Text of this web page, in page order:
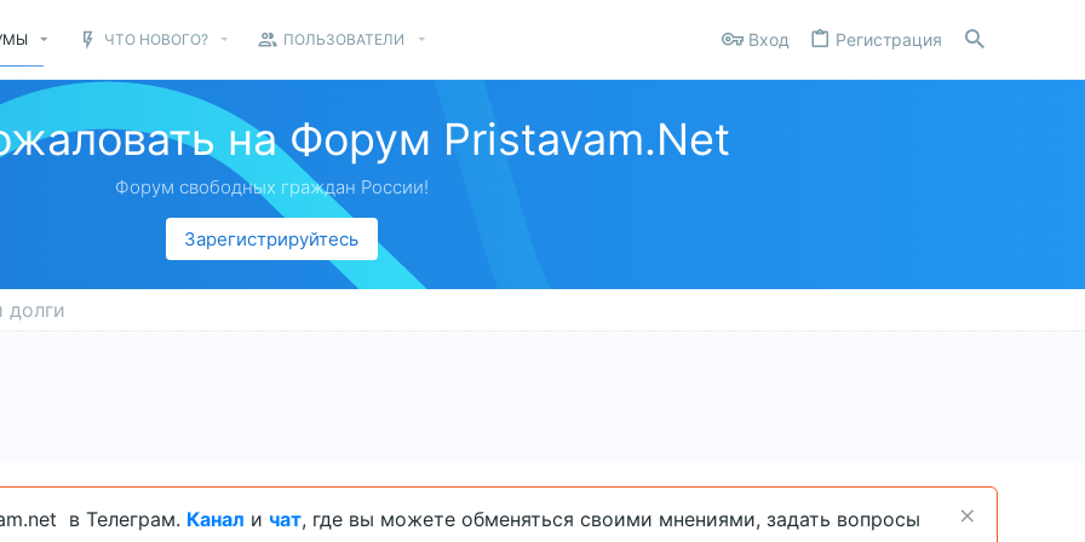
ЧТО НОВОГО? ПОЛЬЗОВАТЕЛИ Вход Регистрация
на Форум Pristavam.Net
Форум свободных граждан России!
Зарегистрируйтесь
долги
в Телеграм. Канал и чат, где вы можете обменяться своими мнениями, задать вопросы